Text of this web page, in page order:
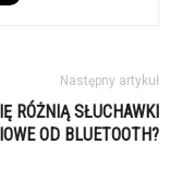
Następny artykuł
RÓŻNIĄ SŁUCHAWKI
OD BLUETOOTH?